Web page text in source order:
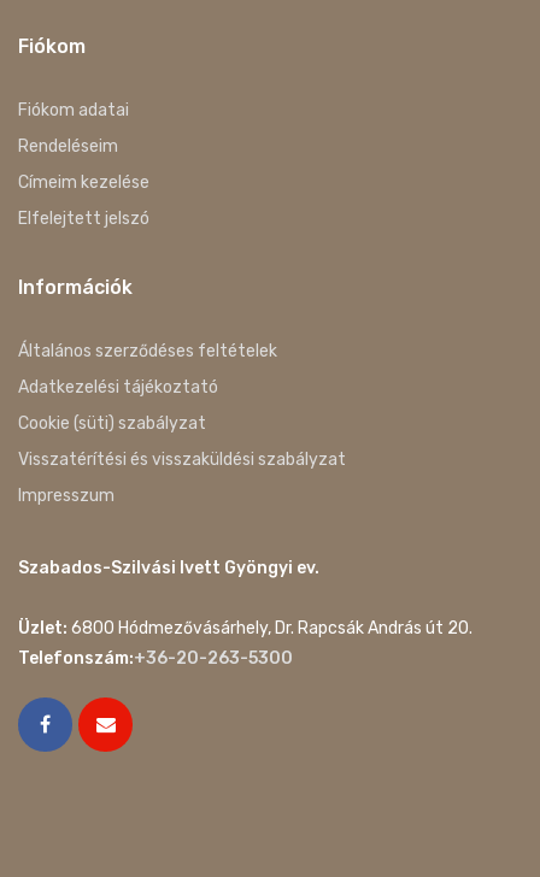
Fiókom
Fiókom adatai
Rendeléseim
Címeim kezelése
Elfelejtett jelszó
Információk
Általános szerződéses feltételek
Adatkezelési tájékoztató
Cookie (süti) szabályzat
Visszatérítési és visszaküldési szabályzat
Impresszum
Szabados-Szilvási Ivett Gyöngyi ev.
Üzlet: 6800 Hódmezővásárhely, Dr. Rapcsák András út 20.
Telefonszám:+36-20-263-5300